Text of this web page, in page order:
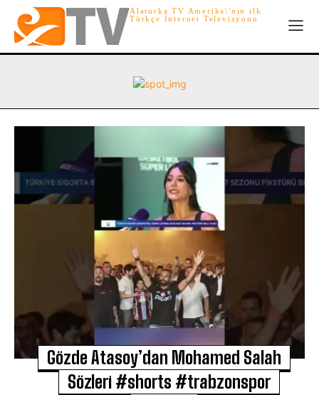
Alaturka TV Amerika\'nın ilk
Türkçe İnternet Televizyonu
Gözde Atasoy’dan Mohamed Salah
Sözleri #shorts #trabzonspor